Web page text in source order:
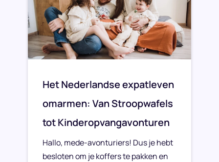
Het Nederlandse expatleven
omarmen: Van Stroopwafels
tot Kinderopvangavonturen
Hallo, mede-avonturiers! Dus je hebt
besloten om je koffers te pakken en